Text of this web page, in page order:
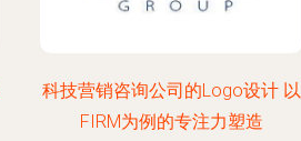
科技营销咨询公司的Logo设计 以
FIRM为例的专注力塑造